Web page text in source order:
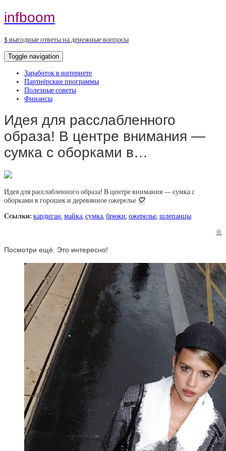
infboom
$ выгодные ответы на денежные вопросы
Toggle navigation
Заработок в интернете
Партнёрские программы
Полезные советы
Финансы
Идея для расслабленного
образа! В центре внимания —
сумка с оборками в…
Идея для расслабленного образа! В центре внимания — сумка с
оборками в горошек и деревянное ожерелье 🤍
Ссылки: кардиган,майка,сумка,брюки,ожерелье,шлепанцы
©
Посмотри ещё. Это интересно!